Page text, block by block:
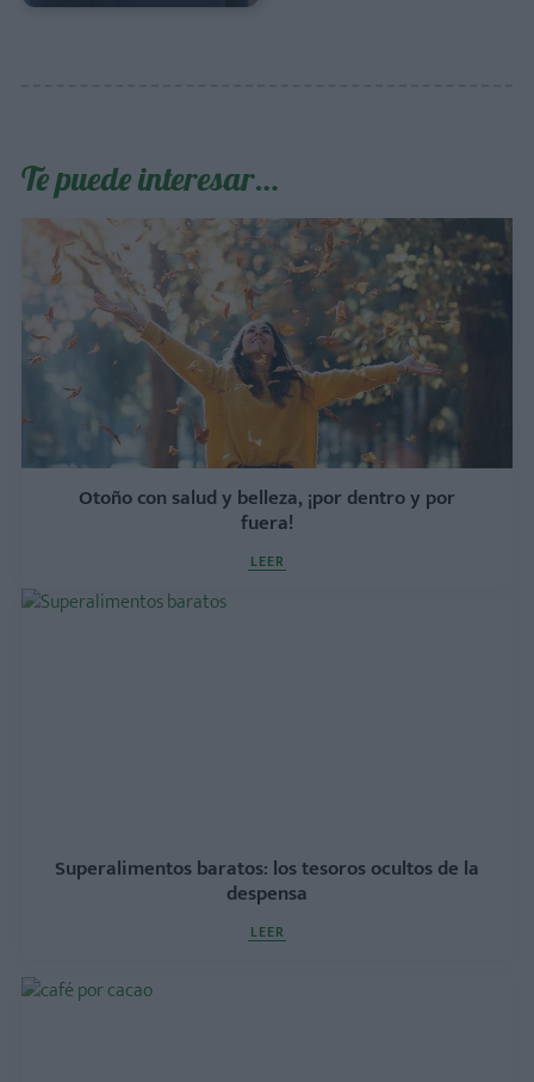
Te puede interesar…
Otoño con salud y belleza, ¡por dentro y por
fuera!
LEER
Superalimentos baratos: los tesoros ocultos de la
despensa
LEER